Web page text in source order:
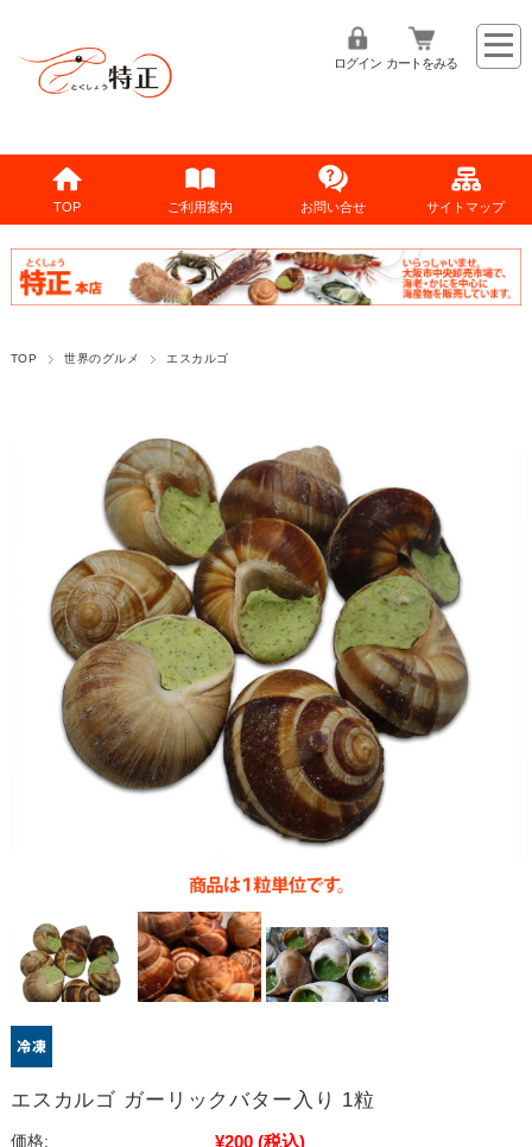
ログイン カートをみる
TOP ご利用案内 お問い合せ サイトマップ
TOP 世界のグルメ エスカルゴ
エスカルゴ ガーリックバター入り 1粒
価格: ¥200 (税込)